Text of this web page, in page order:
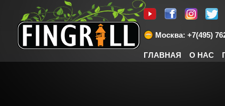
Москва: +7(495)
ГЛАВНАЯ О НАС